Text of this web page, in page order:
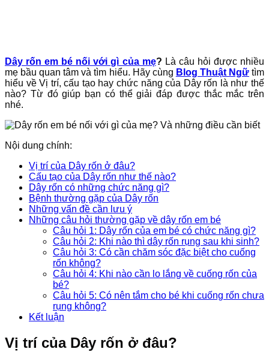
Dây rốn em bé nối với gì của mẹ? Là câu hỏi được nhiều
mẹ bầu quan tâm và tìm hiểu. Hãy cùng Blog Thuật Ngữtìm
hiểu về Vị trí, cấu tạo hay chức năng của Dây rốn là như thế
nào? Từ đó giúp bạn có thể giải đáp được thắc mắc trên
nhé.
Nội dung chính:
Vị trí của Dây rốn ở đâu?
Cấu tạo của Dây rốn như thế nào?
Dây rốn có những chức năng gì?
Bệnh thường gặp của Dây rốn
Những vấn đề cần lưu ý
Những câu hỏi thường gặp về dây rốn em bé
Câu hỏi 1: Dây rốn của em bé có chức năng gì?
Câu hỏi 2: Khi nào thì dây rốn rụng sau khi sinh?
Câu hỏi 3: Có cần chăm sóc đặc biệt cho cuống
rốn không?
Câu hỏi 4: Khi nào cần lo lắng về cuống rốn của
bé?
Câu hỏi 5: Có nên tắm cho bé khi cuống rốn chưa
rụng không?
Kết luận
Vị trí của Dây rốn ở đâu?